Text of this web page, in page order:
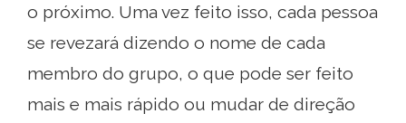
o próximo. Uma vez feito isso, cada pessoa
se revezará dizendo o nome de cada
membro do grupo, o que pode ser feito
mais e mais rápido ou mudar de direção